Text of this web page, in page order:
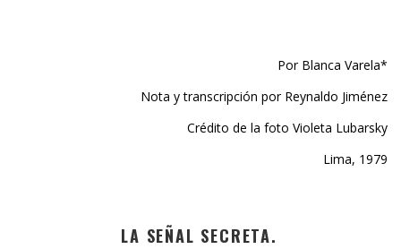
Por Blanca Varela*
Nota y transcripción por Reynaldo Jiménez
Crédito de la foto Violeta Lubarsky
Lima, 1979
LA SEÑAL SECRETA.